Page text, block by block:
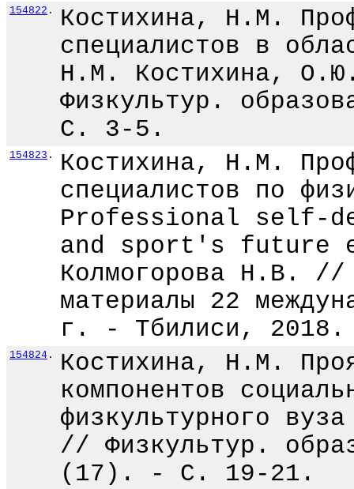
154822 .
Костихина, Н.М.
специалистов в
Н.М. Костихина,
Физкультур.
С. 3-5.
154823 .
Костихина, Н.М.
специалистов по
Professional self-
and sport's future
Колмогорова Н.В.
материалы 22
г. - Тбилиси,
154824 .
Костихина, Н.М.
компонентов
физкультурного
// Физкультур.
(17). - С. 19-21.